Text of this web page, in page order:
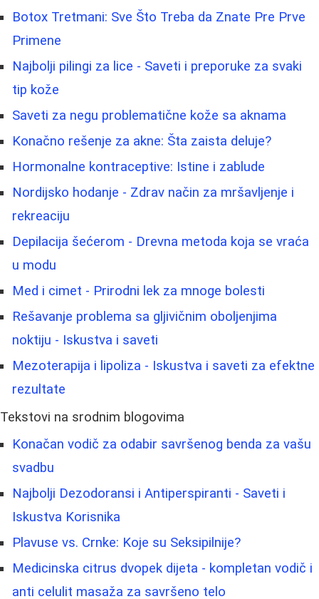
Botox Tretmani: Sve Što Treba da Znate Pre Prve
Primene
Najbolji pilingi za lice - Saveti i preporuke za svaki
tip kože
Saveti za negu problematične kože sa aknama
Konačno rešenje za akne: Šta zaista deluje?
Hormonalne kontraceptive: Istine i zablude
Nordijsko hodanje - Zdrav način za mršavljenje i
rekreaciju
Depilacija šećerom - Drevna metoda koja se vraća
u modu
Med i cimet - Prirodni lek za mnoge bolesti
Rešavanje problema sa gljivičnim oboljenjima
noktiju - Iskustva i saveti
Mezoterapija i lipoliza - Iskustva i saveti za efektne
rezultate
Tekstovi na srodnim blogovima
Konačan vodič za odabir savršenog benda za vašu
svadbu
Najbolji Dezodoransi i Antiperspiranti - Saveti i
Iskustva Korisnika
Plavuse vs. Crnke: Koje su Seksipilnije?
Medicinska citrus dvopek dijeta - kompletan vodič i
anti celulit masaža za savršeno telo